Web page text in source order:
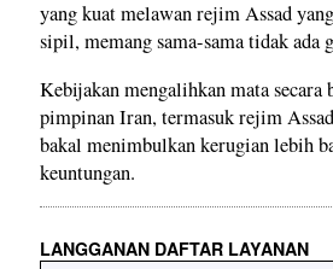
yang kuat melawan rejim Assad
sipil, memang sama-sama tidak ada
Kebijakan mengalihkan mata secara
pimpinan Iran, termasuk rejim
bakal menimbulkan kerugian lebih
keuntungan.
LANGGANAN DAFTAR LAYANAN